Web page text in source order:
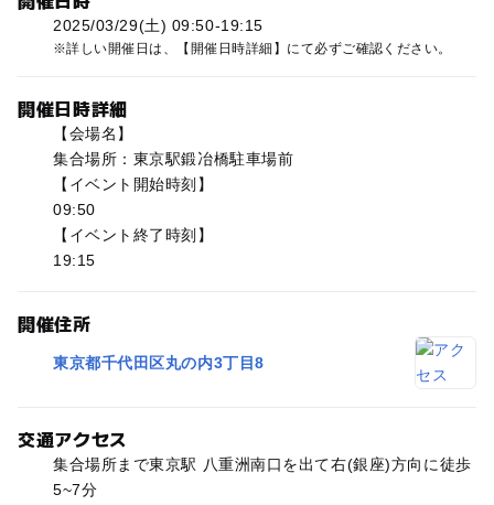
2025/03/29(土) 09:50-19:15
詳しい開催日は、【開催日時詳細】にて必ずご確認ください。
開催日時詳細
【会場名】
集合場所：東京駅鍛冶橋駐車場前
【イベント開始時刻】
09:50
【イベント終了時刻】
19:15
開催住所
東京都千代田区丸の内3丁目8
交通アクセス
集合場所まで東京駅 八重洲南口を出て右(銀座)方向に徒歩
5~7分